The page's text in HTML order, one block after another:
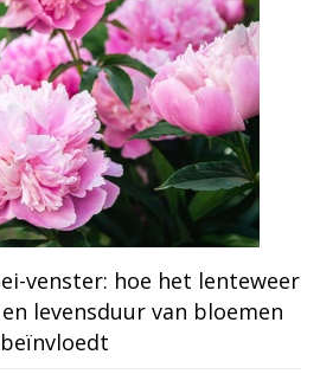
venster: hoe het lenteweer
levensduur van bloemen
beïnvloedt